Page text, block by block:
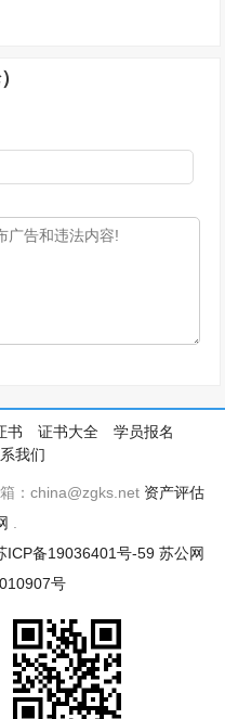
书 证书大全
学员报名
我们
：china@zgks.net 资产评估
ICP备19036401号-59 苏公网
号